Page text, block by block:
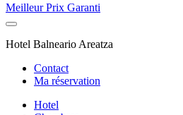
Meilleur Prix Garanti
Hotel Balneario Areatza
Contact
Ma réservation
Hotel